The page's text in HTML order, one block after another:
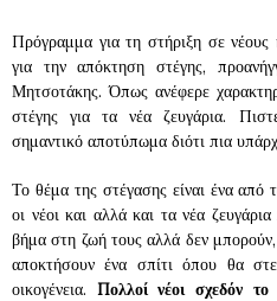
Πρόγραμμα για τη στήριξη σε νέους
για την απόκτηση στέγης,
Μητσοτάκης. Όπως ανέφερε
στέγης για τα νέα ζευγάρια.
σημαντικό αποτύπωμα διότι πια
Το θέμα της στέγασης είναι ένα από
οι νέοι και αλλά και τα νέα
βήμα στη ζωή τους αλλά δεν
αποκτήσουν ένα σπίτι όπου θα
οικογένεια. Πολλοί νέοι σχεδόν